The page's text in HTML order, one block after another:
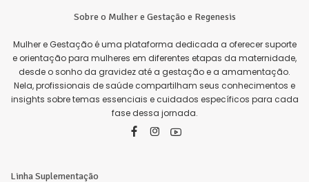
Sobre o Mulher e Gestação e Regenesis
Mulher e Gestação é uma plataforma dedicada a oferecer suporte
e orientação para mulheres em diferentes etapas da maternidade,
desde o sonho da gravidez até a gestação e a amamentação.
Nela, profissionais de saúde compartilham seus conhecimentos e
insights sobre temas essenciais e cuidados específicos para cada
fase dessa jornada.
Linha Suplementação